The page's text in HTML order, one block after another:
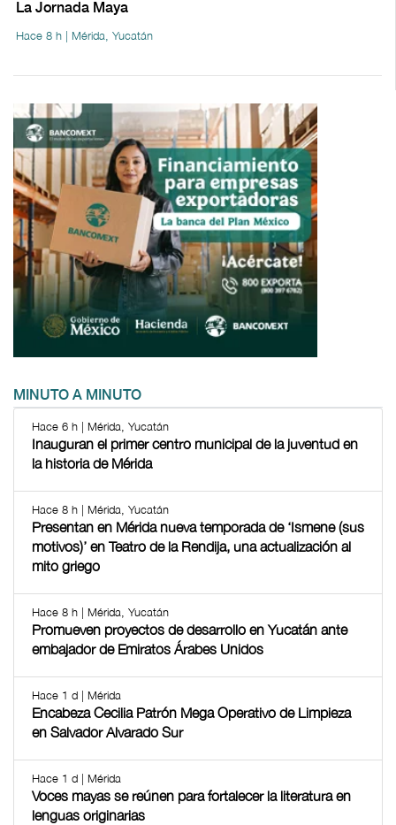
La Jornada Maya
Hace 8 h | Mérida, Yucatán
MINUTO A MINUTO
Hace 6 h | Mérida, Yucatán
Inauguran el primer centro municipal de la juventud en
la historia de Mérida
Hace 8 h | Mérida, Yucatán
Presentan en Mérida nueva temporada de ‘Ismene (sus
motivos)’ en Teatro de la Rendija, una actualización al
mito griego
Hace 8 h | Mérida, Yucatán
Promueven proyectos de desarrollo en Yucatán ante
embajador de Emiratos Árabes Unidos
Hace 1 d | Mérida
Encabeza Cecilia Patrón Mega Operativo de Limpieza
en Salvador Alvarado Sur
Hace 1 d | Mérida
Voces mayas se reúnen para fortalecer la literatura en
lenguas originarias